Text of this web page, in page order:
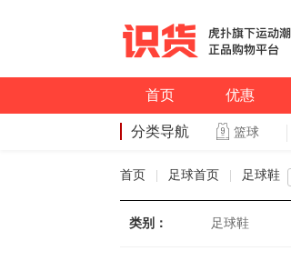
首页 优惠
分类导航 篮球
首页 足球首页 足球鞋
类别： 足球鞋